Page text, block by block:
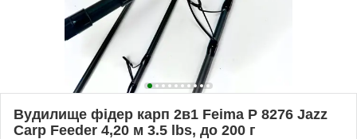
Вудилище фідер карп 2в1 Feima P 8276 Jazz
Carp Feeder 4,20 м 3.5 lbs, до 200 г